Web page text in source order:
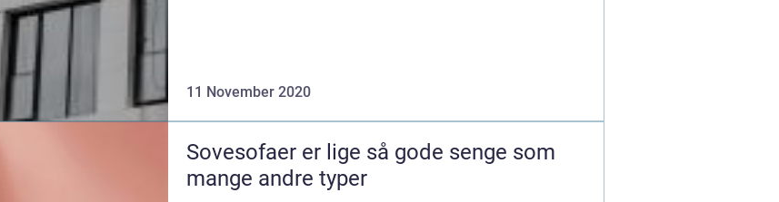
11 November 2020
Sovesofaer er lige så gode senge som
mange andre typer